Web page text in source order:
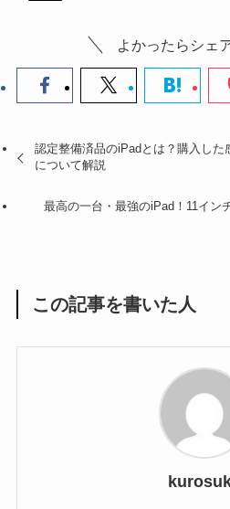
よかったらシェ
認定整備済品のiPadとは？購入した
について解説
最高の一台・最強のiPad！11イン
この記事を書いた人